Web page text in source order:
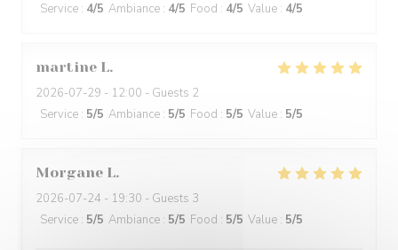
Service : 4/5 Ambiance : 4/5 Food : 4/5 Value : 4/5
martine L
2026-07-29 - 12:00 - Guests 2
Service : 5/5 Ambiance : 5/5 Food : 5/5 Value : 5/5
Morgane L
2026-07-24 - 19:30 - Guests 3
Service : 5/5 Ambiance : 5/5 Food : 5/5 Value : 5/5